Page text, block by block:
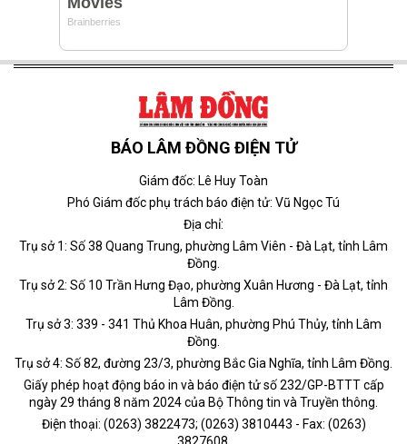
BÁO LÂM ĐỒNG ĐIỆN TỬ
Giám đốc: Lê Huy Toàn
Phó Giám đốc phụ trách báo điện tử: Vũ Ngọc Tú
Địa chỉ:
Trụ sở 1: Số 38 Quang Trung, phường Lâm Viên - Đà Lạt, tỉnh Lâm
Đồng.
Trụ sở 2: Số 10 Trần Hưng Đạo, phường Xuân Hương - Đà Lạt, tỉnh
Lâm Đồng.
Trụ sở 3: 339 - 341 Thủ Khoa Huân, phường Phú Thủy, tỉnh Lâm
Đồng.
Trụ sở 4: Số 82, đường 23/3, phường Bắc Gia Nghĩa, tỉnh Lâm Đồng.
Giấy phép hoạt động báo in và báo điện tử số 232/GP-BTTT cấp
ngày 29 tháng 8 năm 2024 của Bộ Thông tin và Truyền thông.
Điện thoại: (0263) 3822473; (0263) 3810443 - Fax: (0263)